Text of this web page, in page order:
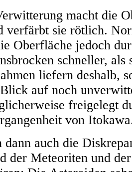
macht die
verfärbt sie rötlich.
Oberfläche jedoch
schneller,
liefern deshalb,
auf noch
freigelegt
von
auch die
der Meteoriten und